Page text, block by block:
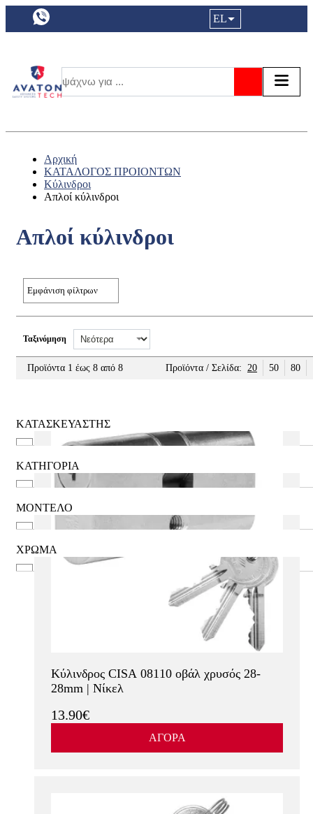
a11y.languageSelection:
EL
Αρχική
ΚΑΤΑΛΟΓΟΣ ΠΡΟΙΟΝΤΩΝ
Κύλινδροι
Απλοί κύλινδροι
Απλοί κύλινδροι
Εμφάνιση φίλτρων
Ταξινόμηση
Προϊόντα 1 έως 8 από 8 Προϊόντα / Σελίδα: 20 50 80
ΚΑΤΑΣΚΕΥΑΣΤΗΣ
ABUS
CISA
ISEO
ΚΑΤΗΓΟΡΙΑ
Με πόμολο
Ξενοδοχείων
ΜΟΝΤΕΛΟ
(Πόμολο 30) - 30mm
(Πόμολο 30) - 40mm
(Πόμολο 30) - 45mm
ΧΡΩΜΑ
Κύλινδρος CISA 08110 οβάλ χρυσός 28-
28mm | Νίκελ
13.90€
ΑΓΟΡΑ